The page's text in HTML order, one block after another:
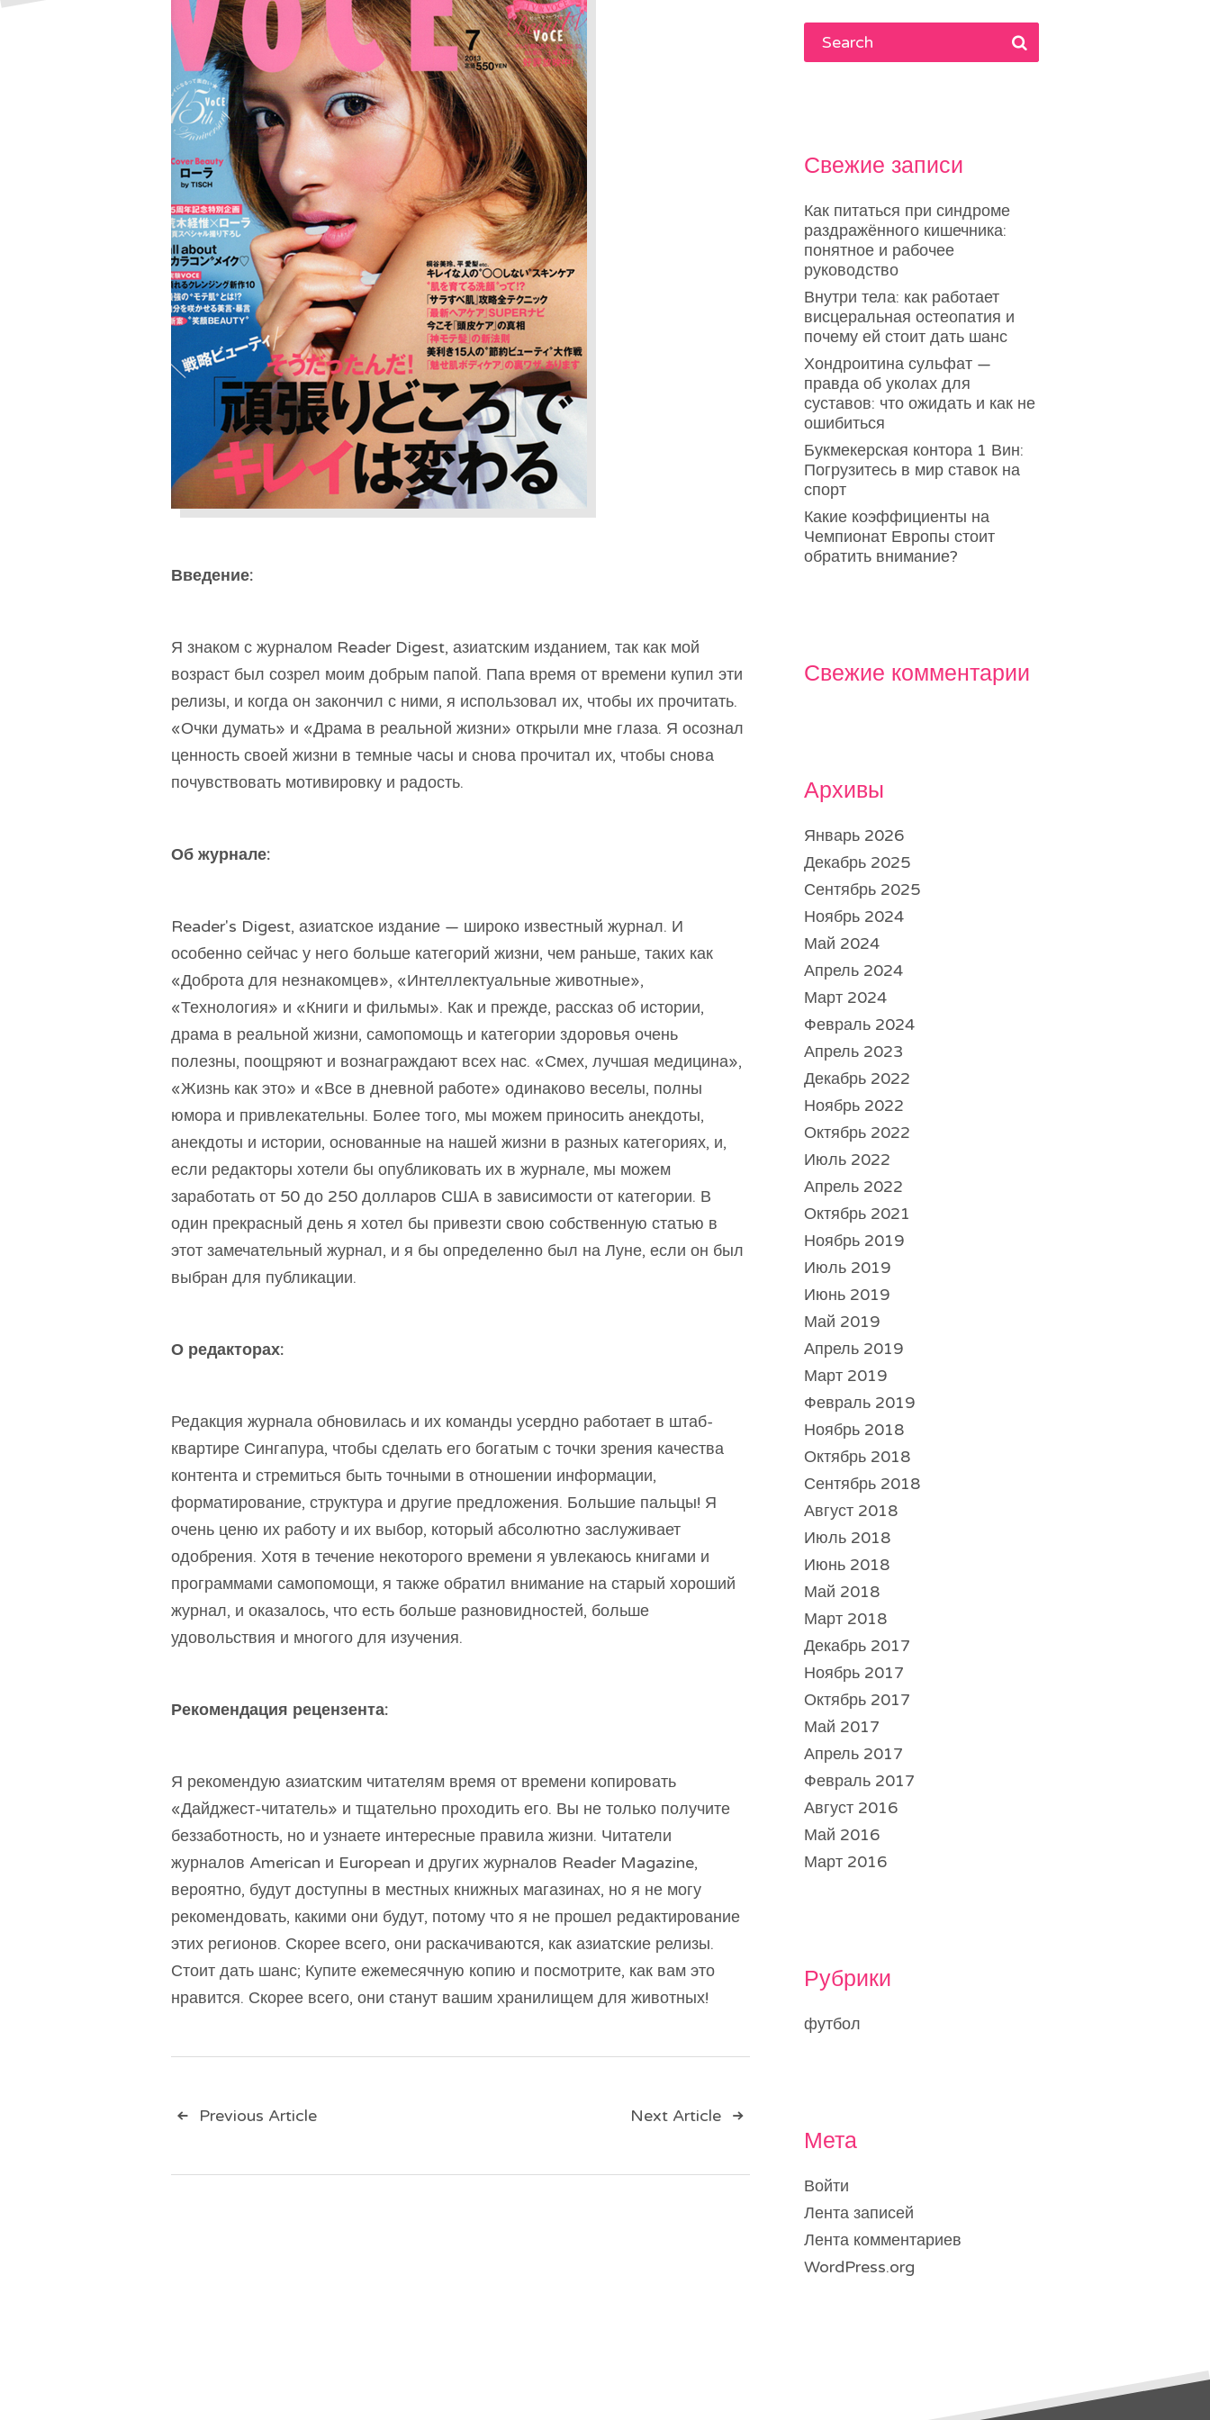
Введение:
Я знаком с журналом Reader Digest, азиатским изданием, так как мой
возраст был созрел моим добрым папой. Папа время от времени купил эти
релизы, и когда он закончил с ними, я использовал их, чтобы их прочитать.
«Очки думать» и «Драма в реальной жизни» открыли мне глаза. Я осознал
ценность своей жизни в темные часы и снова прочитал их, чтобы снова
почувствовать мотивировку и радость.
Об журнале:
Reader's Digest, азиатское издание — широко известный журнал. И
особенно сейчас у него больше категорий жизни, чем раньше, таких как
«Доброта для незнакомцев», «Интеллектуальные животные»,
«Технология» и «Книги и фильмы». Как и прежде, рассказ об истории,
драма в реальной жизни, самопомощь и категории здоровья очень
полезны, поощряют и вознаграждают всех нас. «Смех, лучшая медицина»,
«Жизнь как это» и «Все в дневной работе» одинаково веселы, полны
юмора и привлекательны. Более того, мы можем приносить анекдоты,
анекдоты и истории, основанные на нашей жизни в разных категориях, и,
если редакторы хотели бы опубликовать их в журнале, мы можем
заработать от 50 до 250 долларов США в зависимости от категории. В
один прекрасный день я хотел бы привезти свою собственную статью в
этот замечательный журнал, и я бы определенно был на Луне, если он был
выбран для публикации.
О редакторах:
Редакция журнала обновилась и их команды усердно работает в штаб-
квартире Сингапура, чтобы сделать его богатым с точки зрения качества
контента и стремиться быть точными в отношении информации,
форматирование, структура и другие предложения. Большие пальцы! Я
очень ценю их работу и их выбор, который абсолютно заслуживает
одобрения. Хотя в течение некоторого времени я увлекаюсь книгами и
программами самопомощи, я также обратил внимание на старый хороший
журнал, и оказалось, что есть больше разновидностей, больше
удовольствия и многого для изучения.
Рекомендация рецензента:
Я рекомендую азиатским читателям время от времени копировать
«Дайджест-читатель» и тщательно проходить его. Вы не только получите
беззаботность, но и узнаете интересные правила жизни. Читатели
журналов American и European и других журналов Reader Magazine,
вероятно, будут доступны в местных книжных магазинах, но я не могу
рекомендовать, какими они будут, потому что я не прошел редактирование
этих регионов. Скорее всего, они раскачиваются, как азиатские релизы.
Стоит дать шанс; Купите ежемесячную копию и посмотрите, как вам это
нравится. Скорее всего, они станут вашим хранилищем для животных!
Навигация
по
Previous Article Next Article
Свежие записи
Как питаться при синдроме
раздражённого кишечника:
понятное и рабочее
руководство
Внутри тела: как работает
висцеральная остеопатия и
почему ей стоит дать шанс
Хондроитина сульфат —
правда об уколах для
суставов: что ожидать и как не
ошибиться
Букмекерская контора 1 Вин:
Погрузитесь в мир ставок на
спорт
Какие коэффициенты на
Чемпионат Европы стоит
обратить внимание?
Свежие комментарии
Архивы
Январь 2026
Декабрь 2025
Сентябрь 2025
Ноябрь 2024
Май 2024
Апрель 2024
Март 2024
Февраль 2024
Апрель 2023
Декабрь 2022
Ноябрь 2022
Октябрь 2022
Июль 2022
Апрель 2022
Октябрь 2021
Ноябрь 2019
Июль 2019
Июнь 2019
Май 2019
Апрель 2019
Март 2019
Февраль 2019
Ноябрь 2018
Октябрь 2018
Сентябрь 2018
Август 2018
Июль 2018
Июнь 2018
Май 2018
Март 2018
Декабрь 2017
Ноябрь 2017
Октябрь 2017
Май 2017
Апрель 2017
Февраль 2017
Август 2016
Май 2016
Март 2016
Рубрики
футбол
Мета
Войти
Лента записей
Лента комментариев
WordPress.org